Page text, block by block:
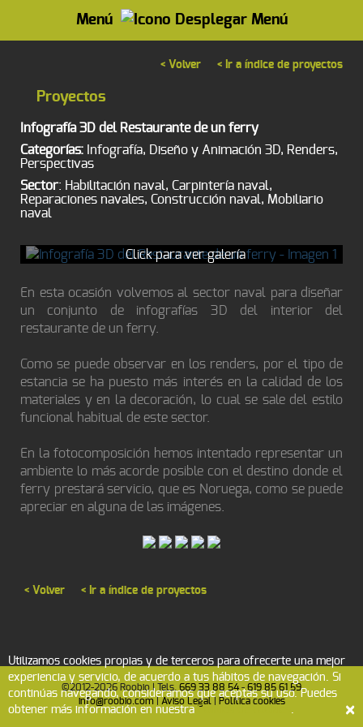
Utilizamos cookies propias y de terceros para ofrecerte una mejor
experiencia y servicio, de acuerdo a tus hábitos de navegación. Si
continúas navegando, consideramos que aceptas su uso. Puedes
obtener más información en nuestra Política de Cookies . ×
Menú
< Volver < Ir a índice de proyectos
Proyectos
Infografía 3D del Restaurante de un ferry
Categorías: Infografía, Diseño y Animación 3D, Renders,
Perspectivas
Sector: Habilitación naval, Carpintería naval,
Reparaciones navales, Construcción naval, Mobiliario
naval
Click para ver galería
En esta ocasión volvemos al sector naval para diseñar
un conjunto de infografías 3D del interior del
restaurante de un ferry.
Como se puede observar en los renders, por el tipo de
estancia se ha puesto más interés en la calidad de los
materiales y en la decoración, lo cual se sale del estilo
funcional habitual de este sector.
En la fotocomposición hemos intentado representar un
ambiente lo más acorde posible con el destino donde el
ferry prestará servicio, que es Noruega, como se puede
apreciar en alguna de las imágenes.
< Volver < Ir a índice de proyectos
©2012-2026 Roobio | Tels. 669 33 88 54 - 619 85 61 59
info@roobio.com| Aviso Legal Política cookies